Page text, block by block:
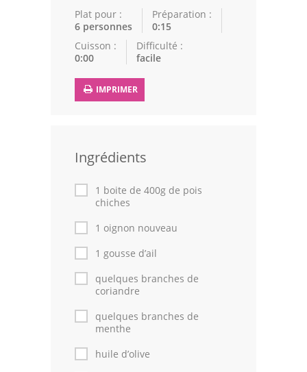
Viandes
Poissons
Volailles
Pâtisseries Orientales
Recettes marocaine
Cuisine Juive
Articles
Actualités
Plat pour :
6 personnes
Préparation :
0:15
Cuisson :
0:00
Difficulté :
facile
IMPRIMER
Ingrédients
1 boite de 400g de pois
chiches
1 oignon nouveau
1 gousse d’ail
quelques branches de
coriandre
quelques branches de
menthe
huile d’olive